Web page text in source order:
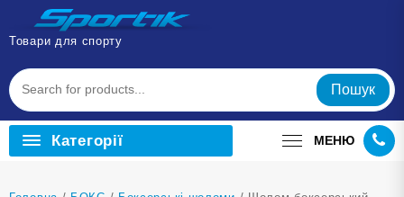
Перейти
вмісту
Товари для спорту
Пошук
Категорії МЕНЮ